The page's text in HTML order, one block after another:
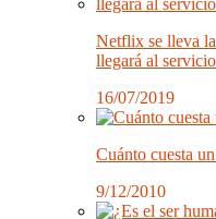
Netflix se lleva
llegará al
16/07/2019
Cuánto cuesta
9/12/2010